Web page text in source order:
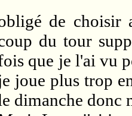
de choisir
du tour
que je l'ai vu
joue plus trop
dimanche donc